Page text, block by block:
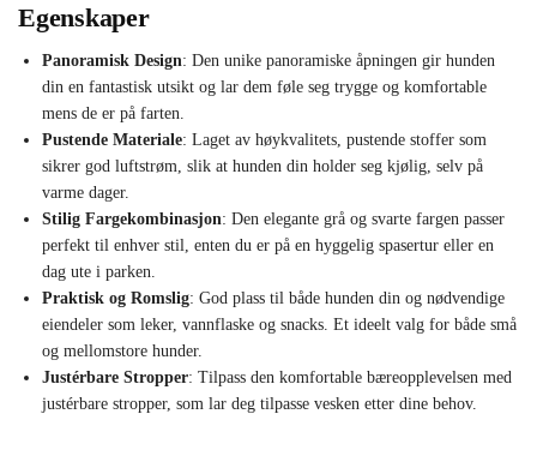
Egenskaper
Panoramisk Design: Den unike panoramiske åpningen gir hunden
din en fantastisk utsikt og lar dem føle seg trygge og komfortable
mens de er på farten.
Pustende Materiale: Laget av høykvalitets, pustende stoffer som
sikrer god luftstrøm, slik at hunden din holder seg kjølig, selv på
varme dager.
Stilig Fargekombinasjon: Den elegante grå og svarte fargen passer
perfekt til enhver stil, enten du er på en hyggelig spasertur eller en
dag ute i parken.
Praktisk og Romslig: God plass til både hunden din og nødvendige
eiendeler som leker, vannflaske og snacks. Et ideelt valg for både små
og mellomstore hunder.
Justérbare Stropper: Tilpass den komfortable bæreopplevelsen med
justérbare stropper, som lar deg tilpasse vesken etter dine behov.